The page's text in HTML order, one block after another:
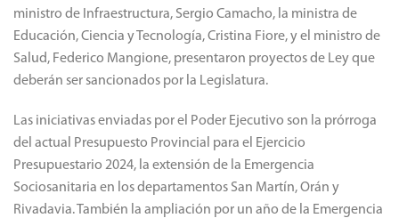
ministro de Infraestructura, Sergio Camacho, la ministra de
Educación, Ciencia y Tecnología, Cristina Fiore, y el ministro de
Salud, Federico Mangione, presentaron proyectos de Ley que
deberán ser sancionados por la Legislatura.
Las iniciativas enviadas por el Poder Ejecutivo son la prórroga
del actual Presupuesto Provincial para el Ejercicio
Presupuestario 2024, la extensión de la Emergencia
Sociosanitaria en los departamentos San Martín, Orán y
Rivadavia. También la ampliación por un año de la Emergencia